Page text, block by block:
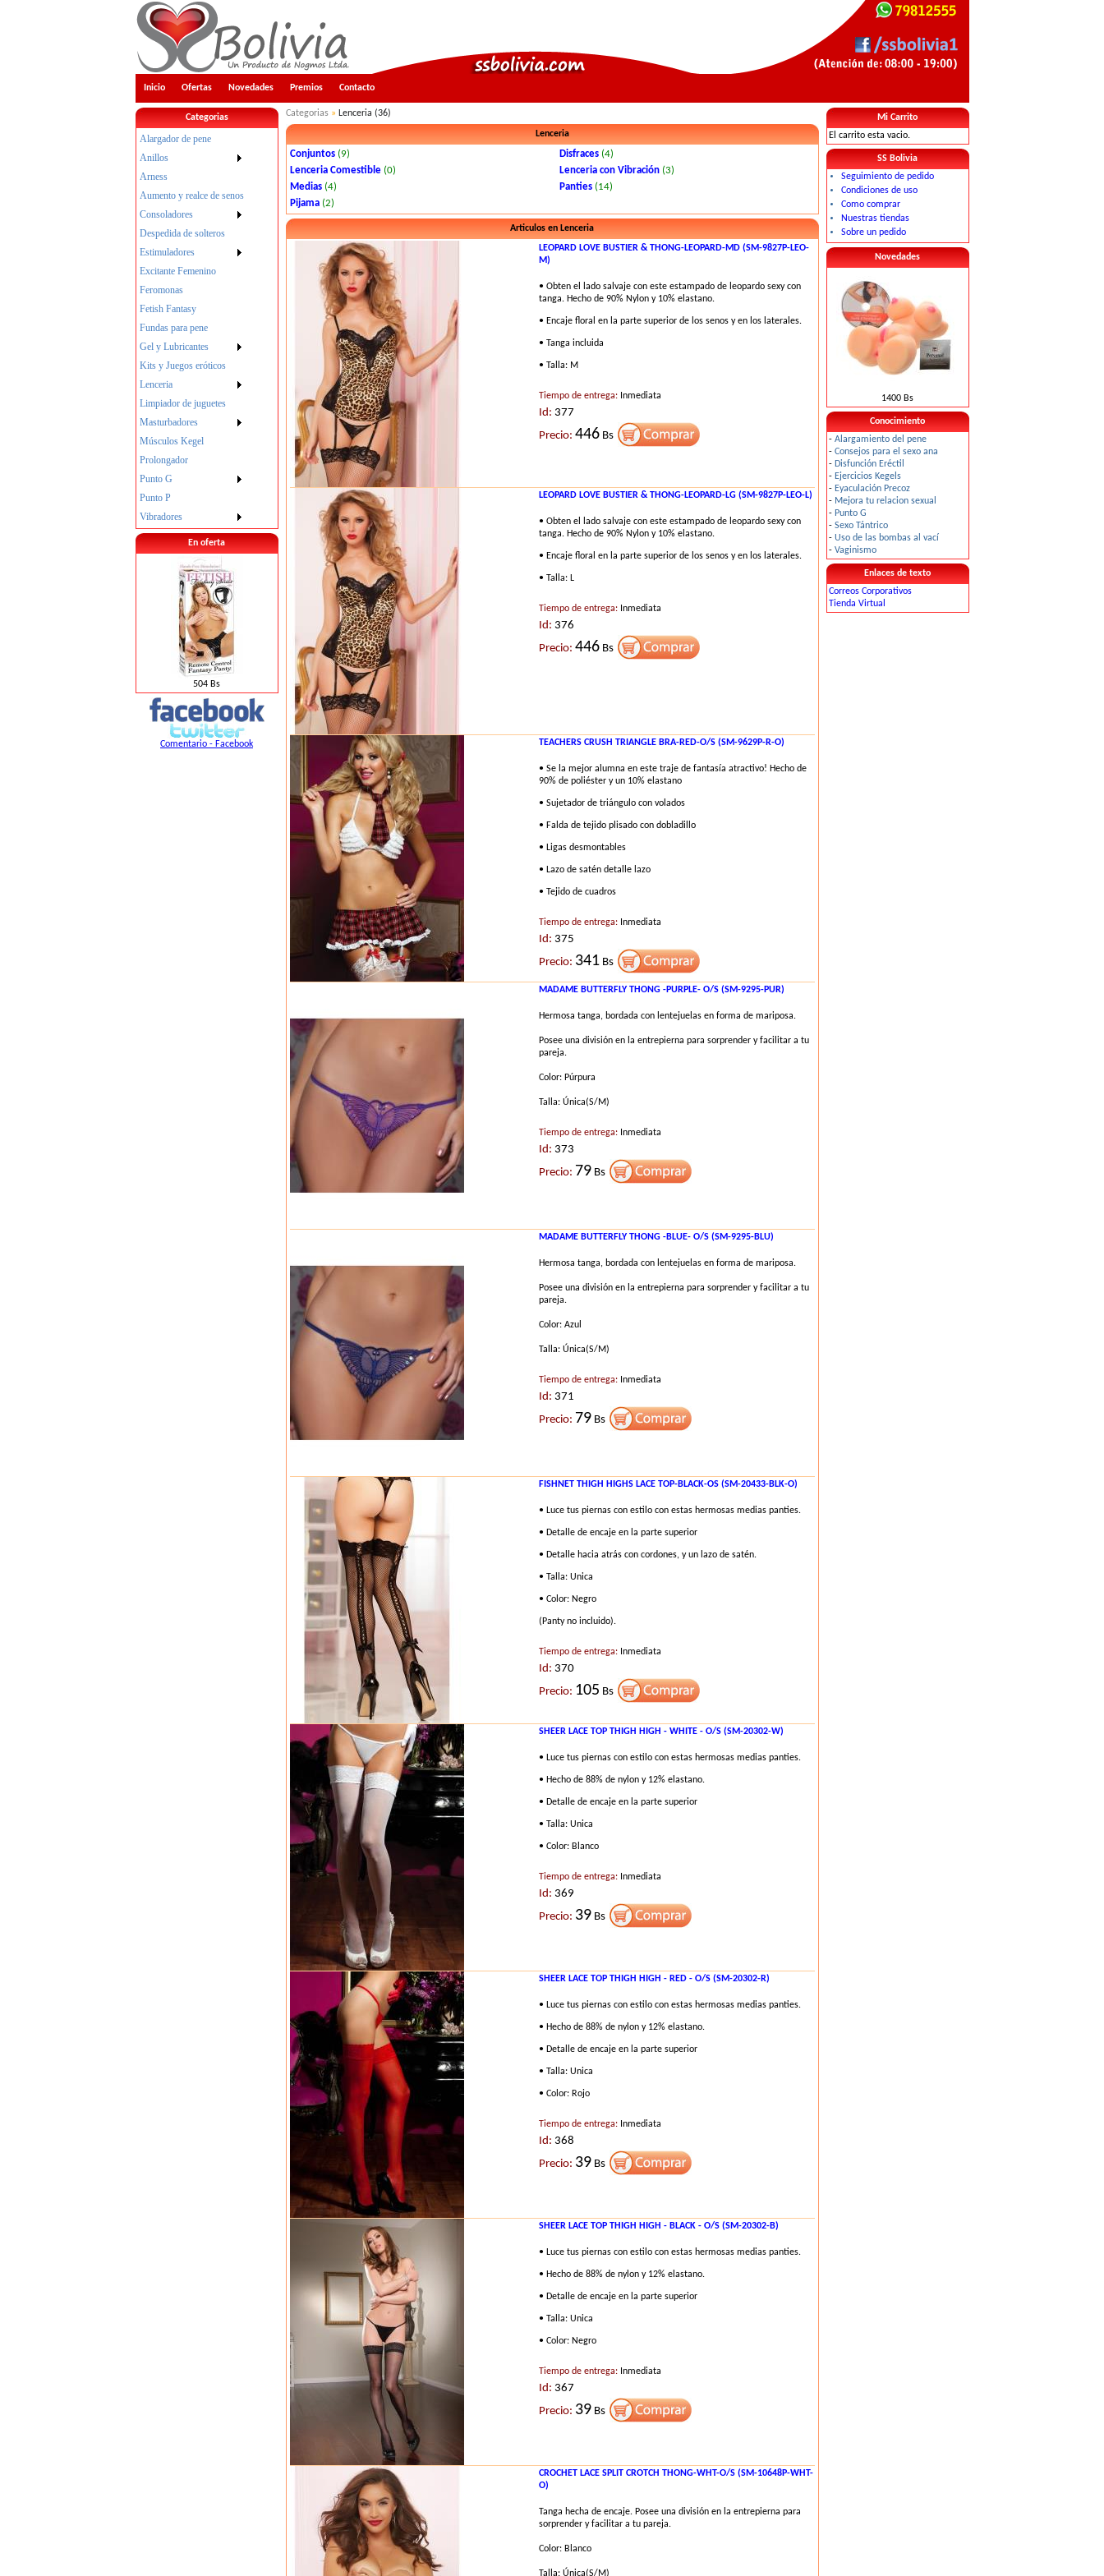
Inicio Ofertas Novedades Premios Contacto
Categorias
Alargador de pene
Anillos
Arness
Aumento y realce de senos
Consoladores
Despedida de solteros
Estimuladores
Excitante Femenino
Feromonas
Fetish Fantasy
Fundas para pene
Gel y Lubricantes
Kits y Juegos eróticos
Lenceria
Limpiador de juguetes
Masturbadores
Músculos Kegel
Prolongador
Punto G
Punto P
Vibradores
En oferta
504 Bs
Comentario - Facebook
Categorias» Lenceria (36)
Lenceria
Conjuntos (9) Disfraces (4)
Lenceria Comestible (0) Lenceria con Vibración (3)
Medias (4) Panties (14)
Pijama (2)
Articulos en Lenceria
LEOPARD LOVE BUSTIER & THONG-LEOPARD-MD (SM-9827P-LEO-
M)
• Obten el lado salvaje con este estampado de leopardo sexy con
tanga. Hecho de 90% Nylon y 10% elastano.
• Encaje floral en la parte superior de los senos y en los laterales.
• Tanga incluida
• Talla: M
Tiempo de entrega: Inmediata
Id: 377
Precio: 446Bs
LEOPARD LOVE BUSTIER & THONG-LEOPARD-LG (SM-9827P-LEO-L)
• Obten el lado salvaje con este estampado de leopardo sexy con
tanga. Hecho de 90% Nylon y 10% elastano.
• Encaje floral en la parte superior de los senos y en los laterales.
• Talla: L
Tiempo de entrega: Inmediata
Id: 376
Precio: 446Bs
TEACHERS CRUSH TRIANGLE BRA-RED-O/S (SM-9629P-R-O)
• Se la mejor alumna en este traje de fantasía atractivo! Hecho de
90% de poliéster y un 10% elastano
• Sujetador de triángulo con volados
• Falda de tejido plisado con dobladillo
• Ligas desmontables
• Lazo de satén detalle lazo
• Tejido de cuadros
Tiempo de entrega: Inmediata
Id: 375
Precio: 341Bs
MADAME BUTTERFLY THONG -PURPLE- O/S (SM-9295-PUR)
Hermosa tanga, bordada con lentejuelas en forma de mariposa.
Posee una división en la entrepierna para sorprender y facilitar a tu
pareja.
Color: Púrpura
Talla: Única(S/M)
Tiempo de entrega: Inmediata
Id: 373
Precio: 79Bs
MADAME BUTTERFLY THONG -BLUE- O/S (SM-9295-BLU)
Hermosa tanga, bordada con lentejuelas en forma de mariposa.
Posee una división en la entrepierna para sorprender y facilitar a tu
pareja.
Color: Azul
Talla: Única(S/M)
Tiempo de entrega: Inmediata
Id: 371
Precio: 79Bs
FISHNET THIGH HIGHS LACE TOP-BLACK-OS (SM-20433-BLK-O)
• Luce tus piernas con estilo con estas hermosas medias panties.
• Detalle de encaje en la parte superior
• Detalle hacia atrás con cordones, y un lazo de satén.
• Talla: Unica
• Color: Negro
(Panty no incluido).
Tiempo de entrega: Inmediata
Id: 370
Precio: 105 Bs
SHEER LACE TOP THIGH HIGH - WHITE - O/S (SM-20302-W)
• Luce tus piernas con estilo con estas hermosas medias panties.
• Hecho de 88% de nylon y 12% elastano.
• Detalle de encaje en la parte superior
• Talla: Unica
• Color: Blanco
Tiempo de entrega: Inmediata
Id: 369
Precio: 39Bs
SHEER LACE TOP THIGH HIGH - RED - O/S (SM-20302-R)
• Luce tus piernas con estilo con estas hermosas medias panties.
• Hecho de 88% de nylon y 12% elastano.
• Detalle de encaje en la parte superior
• Talla: Unica
• Color: Rojo
Tiempo de entrega: Inmediata
Id: 368
Precio: 39Bs
SHEER LACE TOP THIGH HIGH - BLACK - O/S (SM-20302-B)
• Luce tus piernas con estilo con estas hermosas medias panties.
• Hecho de 88% de nylon y 12% elastano.
• Detalle de encaje en la parte superior
• Talla: Unica
• Color: Negro
Tiempo de entrega: Inmediata
Id: 367
Precio: 39Bs
CROCHET LACE SPLIT CROTCH THONG-WHT-O/S (SM-10648P-WHT-
O)
Tanga hecha de encaje. Posee una división en la entrepierna para
sorprender y facilitar a tu pareja.
Color: Blanco
Talla: Única(S/M)
Mi Carrito
El carrito esta vacio.
SS Bolivia
Seguimiento de pedido
Condiciones de uso
Como comprar
Nuestras tiendas
Sobre un pedido
Novedades
1400 Bs
Conocimiento
- Alargamiento del pene
- Consejos para el sexo ana
- Disfunción Eréctil
- Ejercicios Kegels
- Eyaculación Precoz
- Mejora tu relacion sexual
- Punto G
- Sexo Tántrico
- Uso de las bombas al vací
- Vaginismo
Enlaces de texto
Correos Corporativos
Tienda Virtual